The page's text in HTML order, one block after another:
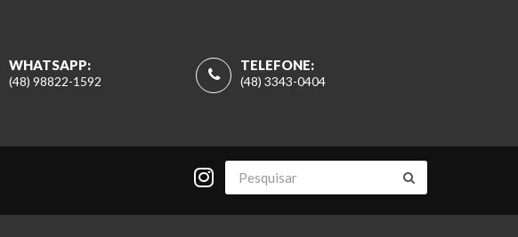
TELEFONE:
(48) 3343-0404
WHATSAPP:
(48) 98822-1592